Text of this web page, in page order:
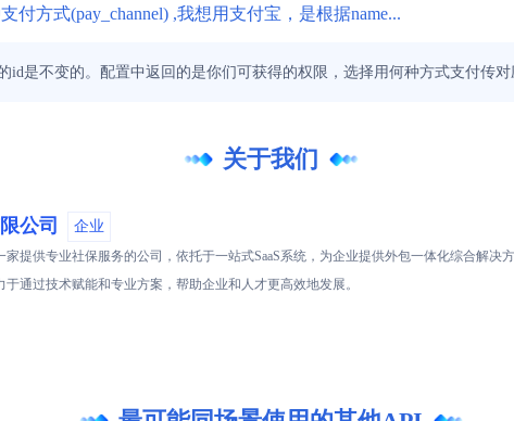
方式(pay_channel) ,我想用支付宝，是根据name...
id是不变的。配置中返回的是你们可获得的权限，选择用何种方式支付传
关于我们
公司 企业
提供专业社保服务的公司，依托于一站式SaaS系统，为企业提供外包一体化综合解决
于通过技术赋能和专业方案，帮助企业和人才更高效地发展。